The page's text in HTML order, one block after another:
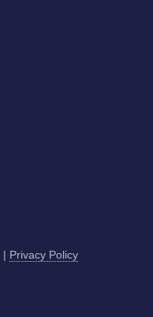
| Privacy Policy